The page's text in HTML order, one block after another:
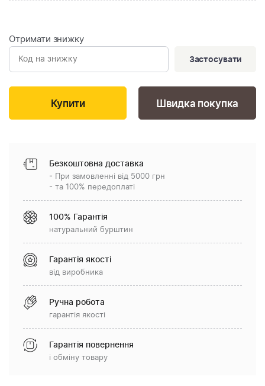
Отримати знижку
Застосувати
Швидка покупка
Безкоштовна доставка
- При замовленні від 5000 грн
- та 100% передоплаті
100% Гарантія
натуральний бурштин
Гарантія якості
від виробника
Ручна робота
гарантія якості
Гарантія повернення
і обміну товару